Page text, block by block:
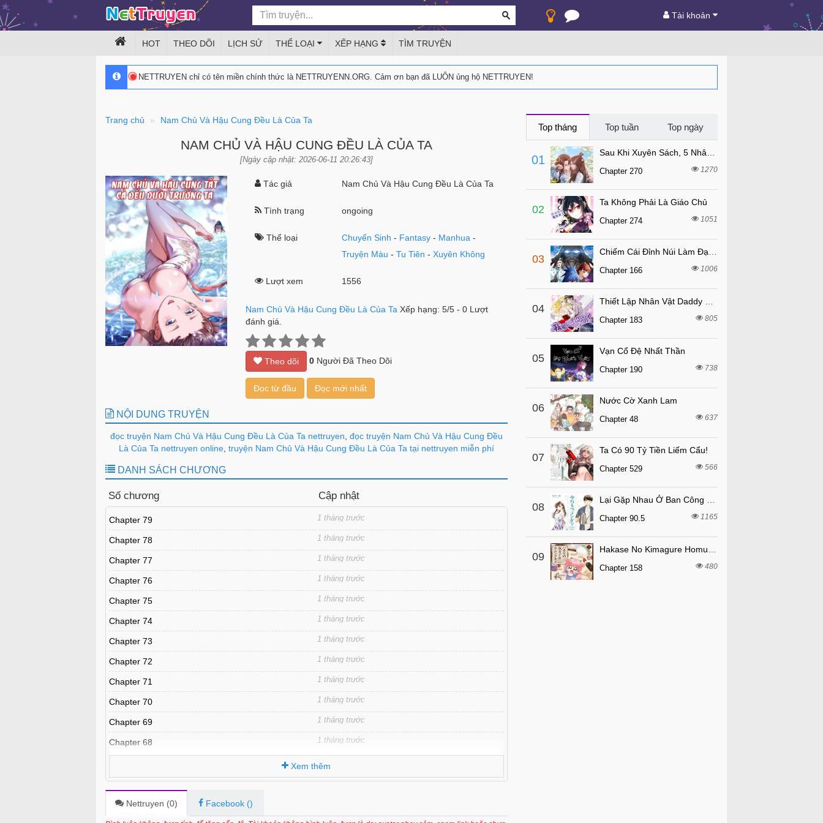
Tài khoản
HOT THEO DÕI LỊCH SỬ THỂ LOẠI XẾP HẠNG TÌM TRUYỆN
NETTRUYEN chỉ có tên miền chính thức là NETTRUYENN.ORG. Cảm ơn bạn đã LUÔN ủng hộ NETTRUYEN!
Trang chủ Nam Chủ Và Hậu Cung Đều Là Của Ta
NAM CHỦ VÀ HẬU CUNG ĐỀU LÀ CỦA TA
[Ngày cập nhật: 2026-06-11 20:26:43]
Tác giả Nam Chủ Và Hậu Cung Đều Là Của Ta
Tình trạng ongoing
Thể loại Chuyển Sinh - Fantasy - Manhua -
Truyện Màu -Tu Tiên -Xuyên Không
Lượt xem 1556
Nam Chủ Và Hậu Cung Đều Là Của Ta Xếp hạng: 5/5- 0Lượt
đánh giá.
Theo dõi 0Người Đã Theo Dõi
Đọc từ đầu Đọc mới nhất
NỘI DUNG TRUYỆN
đọc truyện Nam Chủ Và Hậu Cung Đều Là Của Ta nettruyen đọc truyện Nam Chủ Và Hậu Cung Đều
Là Của Ta nettruyen online, truyện Nam Chủ Và Hậu Cung Đều Là Của Ta tại nettruyen miễn phí
DANH SÁCH CHƯƠNG
Số chương Cập nhật
Chapter 79 1 tháng trước
Chapter 78 1 tháng trước
Chapter 77 1 tháng trước
Chapter 76 1 tháng trước
Chapter 75 1 tháng trước
Chapter 74 1 tháng trước
Chapter 73 1 tháng trước
Chapter 72 1 tháng trước
Chapter 71 1 tháng trước
Chapter 70 1 tháng trước
Chapter 69 1 tháng trước
Chapter 68 1 tháng trước
Chapter 66 1 tháng trước
Chapter 65
1 tháng trước
Xem thêm
Nettruyen (0) Facebook ()
Top tháng Top tuần Top ngày
01
Chapter 270 1270
02
Ta Không Phải Là Giáo Chủ
Chapter 274 1051
03
Chapter 166 1006
04
Chapter 183 805
05
Vạn Cổ Đệ Nhất Thần
Chapter 190 738
06
Nước Cờ Xanh Lam
Chapter 48 637
07
Ta Có 90 Tỷ Tiền Liếm Cẩu!
Chapter 529 566
08
Chapter 90.5 1165
09
Chapter 158 480